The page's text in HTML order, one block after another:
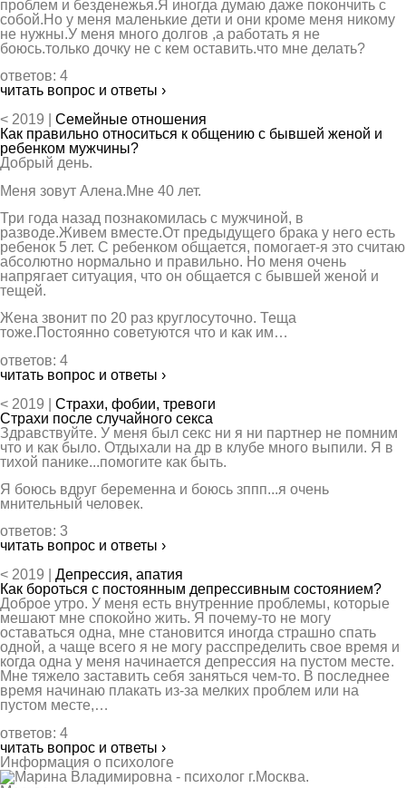
проблем и безденежья.Я иногда думаю даже покончить с
собой.Но у меня маленькие дети и они кроме меня никому
не нужны.У меня много долгов ,а работать я не
боюсь.только дочку не с кем оставить.что мне делать?
ответов: 4
читать вопрос и ответы ›
< 2019 | Семейные отношения
Как правильно относиться к общению с бывшей женой и
ребенком мужчины?
Добрый день.
Меня зовут Алена.Мне 40 лет.
Три года назад познакомилась с мужчиной, в
разводе.Живем вместе.От предыдущего брака у него есть
ребенок 5 лет. С ребенком общается, помогает-я это считаю
абсолютно нормально и правильно. Но меня очень
напрягает ситуация, что он общается с бывшей женой и
тещей.
Жена звонит по 20 раз круглосуточно. Теща
тоже.Постоянно советуются что и как им…
ответов: 4
читать вопрос и ответы ›
< 2019 | Страхи, фобии, тревоги
Страхи после случайного секса
Здравствуйте. У меня был секс ни я ни партнер не помним
что и как было. Отдыхали на др в клубе много выпили. Я в
тихой панике...помогите как быть.
Я боюсь вдруг беременна и боюсь зппп...я очень
мнительный человек.
ответов: 3
читать вопрос и ответы ›
< 2019 | Депрессия, апатия
Как бороться с постоянным депрессивным состоянием?
Доброе утро. У меня есть внутренние проблемы, которые
мешают мне спокойно жить. Я почему-то не могу
оставаться одна, мне становится иногда страшно спать
одной, а чаще всего я не могу расспределить свое время и
когда одна у меня начинается депрессия на пустом месте.
Мне тяжело заставить себя заняться чем-то. В последнее
время начинаю плакать из-за мелких проблем или на
пустом месте,…
ответов: 4
читать вопрос и ответы ›
Информация о психологе